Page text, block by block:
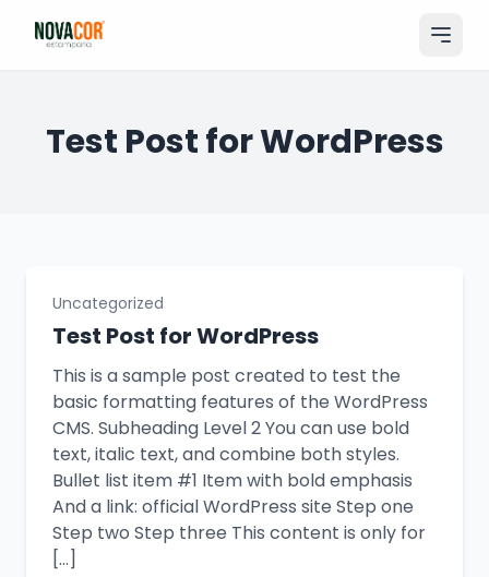
para
Tamanhos
Solicitar Orçamento
Test Post for WordPress
Uncategorized
Test Post for WordPress
This is a sample post created to test the
basic formatting features of the WordPress
CMS. Subheading Level 2 You can use bold
text, italic text, and combine both styles.
Bullet list item #1 Item with bold emphasis
And a link: official WordPress site Step one
Step two Step three This content is only for
[…]